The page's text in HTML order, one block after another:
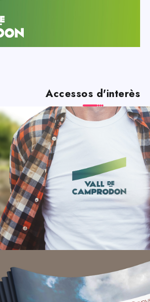
Accessos d'interès